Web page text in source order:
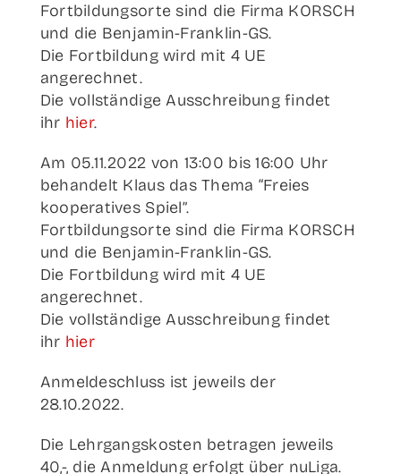
Fort­bil­dungs­or­te sind die Fir­ma KORSCH
und die Benjamin-Franklin-GS.
Die Fort­bil­dung wird mit 4 UE
angerechnet.
Die voll­stän­di­ge Aus­schrei­bung fin­det
ihr hier.
Am 05.11.2022 von 13:00 bis 16:00 Uhr
behan­delt Klaus das The­ma “Frei­es
koope­ra­ti­ves Spiel”.
Fort­bil­dungs­or­te sind die Fir­ma KORSCH
und die Benjamin-Franklin-GS.
Die Fort­bil­dung wird mit 4 UE
angerechnet.
Die voll­stän­di­ge Aus­schrei­bung fin­det
ihr hier
Anmel­de­schluss ist jeweils der
28.10.2022.
Die Lehr­gangs­kos­ten betra­gen jeweils
40,-, die Anmel­dung erfolgt über nuLiga.